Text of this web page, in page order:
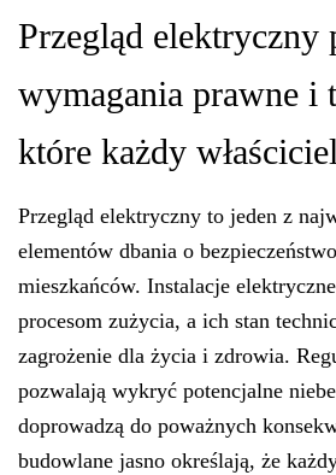
Przegląd elektryczny
wymagania prawne i
które każdy
Przegląd elektryczny to jeden z
elementów dbania o
mieszkańców. Instalacje
procesom zużycia, a ich stan
zagrożenie dla życia i zdrowia.
pozwalają wykryć potencjalne
doprowadzą do poważnych
budowlane jasno określają, że